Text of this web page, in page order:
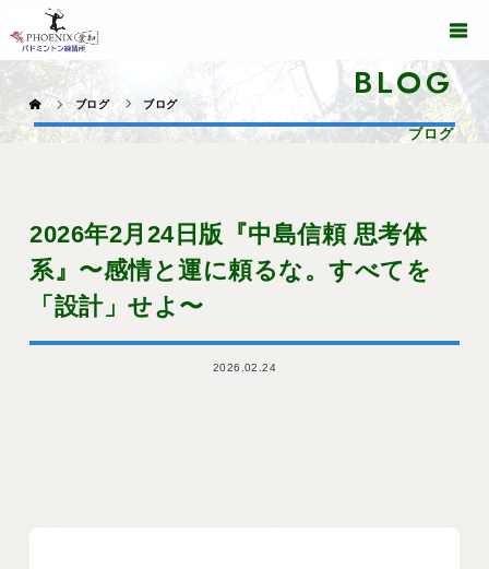
BLOG
ブログ
ブログ ブログ
2026年2月24日版『中島信頼 思考体
系』〜感情と運に頼るな。すべてを
「設計」せよ〜
2026.02.24